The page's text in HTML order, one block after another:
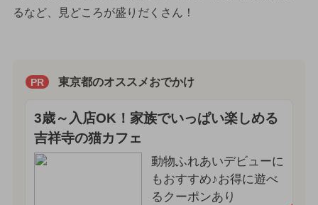
るなど、見どころが盛りだくさん！
PR 東京都のオススメおでかけ
3歳～入店OK！家族でいっぱい楽しめる
吉祥寺の猫カフェ
動物ふれあいデビューに
もおすすめ♪お得に遊べ
るクーポンあり